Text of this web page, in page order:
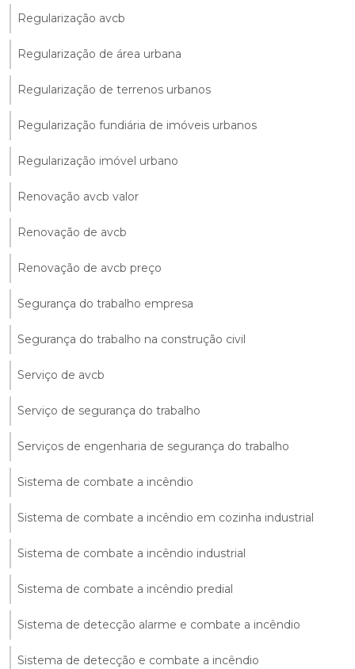
Regularização avcb
Regularização de área urbana
Regularização de terrenos urbanos
Regularização fundiária de imóveis urbanos
Regularização imóvel urbano
Renovação avcb valor
Renovação de avcb
Renovação de avcb preço
Segurança do trabalho empresa
Segurança do trabalho na construção civil
Serviço de avcb
Serviço de segurança do trabalho
Serviços de engenharia de segurança do trabalho
Sistema de combate a incêndio
Sistema de combate a incêndio em cozinha industrial
Sistema de combate a incêndio industrial
Sistema de combate a incêndio predial
Sistema de detecção alarme e combate a incêndio
Sistema de detecção e combate a incêndio